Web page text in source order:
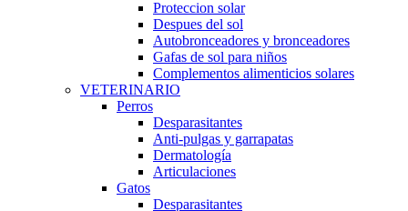
Proteccion solar
Despues del sol
Autobronceadores y bronceadores
Gafas de sol para niños
Complementos alimenticios solares
VETERINARIO
Perros
Desparasitantes
Anti-pulgas y garrapatas
Dermatología
Articulaciones
Gatos
Desparasitantes